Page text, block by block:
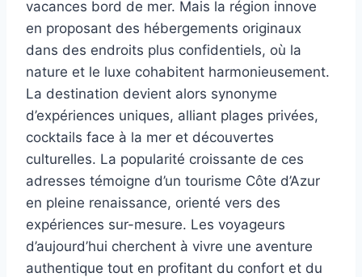
vacances bord de mer. Mais la région innove
en proposant des hébergements originaux
dans des endroits plus confidentiels, où la
nature et le luxe cohabitent harmonieusement.
La destination devient alors synonyme
d’expériences uniques, alliant plages privées,
cocktails face à la mer et découvertes
culturelles. La popularité croissante de ces
adresses témoigne d’un tourisme Côte d’Azur
en pleine renaissance, orienté vers des
expériences sur-mesure. Les voyageurs
d’aujourd’hui cherchent à vivre une aventure
authentique tout en profitant du confort et du